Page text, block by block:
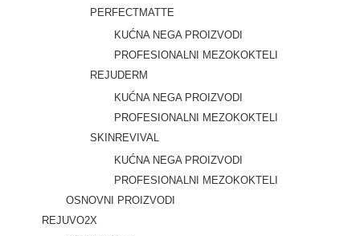
PERFECTMATTE
KUĆNA NEGA PROIZVODI
PROFESIONALNI MEZOKOKTELI
REJUDERM
KUĆNA NEGA PROIZVODI
PROFESIONALNI MEZOKOKTELI
SKINREVIVAL
KUĆNA NEGA PROIZVODI
PROFESIONALNI MEZOKOKTELI
OSNOVNI PROIZVODI
REJUVO2X